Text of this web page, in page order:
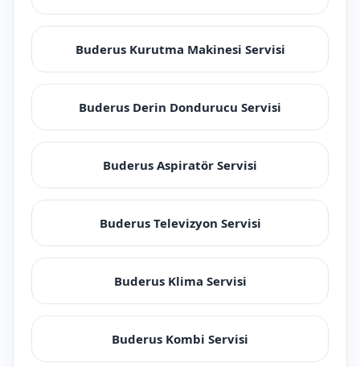
Buderus Kurutma Makinesi Servisi
Buderus Derin Dondurucu Servisi
Buderus Aspiratör Servisi
Buderus Televizyon Servisi
Buderus Klima Servisi
Buderus Kombi Servisi